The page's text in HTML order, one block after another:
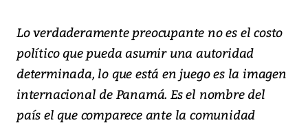
Lo verdaderamente preocupante no es el costo
político que pueda asumir una autoridad
determinada, lo que está en juego es la imagen
internacional de Panamá. Es el nombre del
país el que comparece ante la comunidad